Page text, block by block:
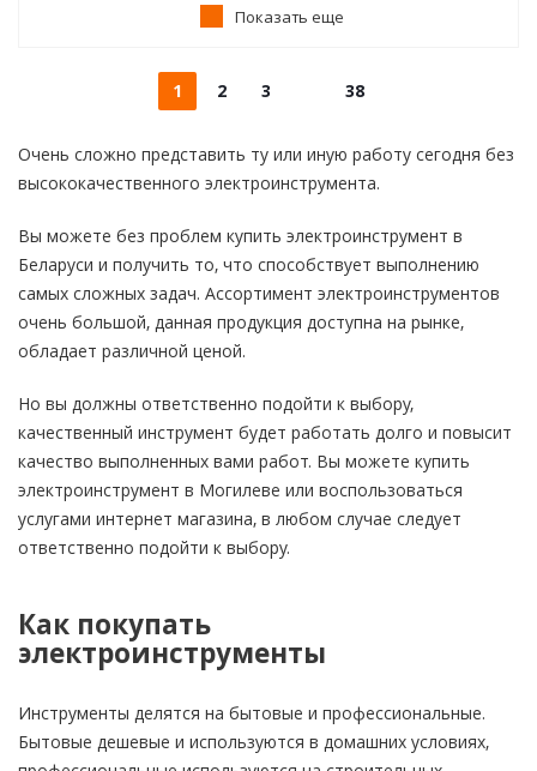
Показать еще
1 2 3 38
Очень сложно представить ту или иную работу сегодня без
высококачественного электроинструмента.
Вы можете без проблем купить электроинструмент в
Беларуси и получить то, что способствует выполнению
самых сложных задач. Ассортимент электроинструментов
очень большой, данная продукция доступна на рынке,
обладает различной ценой.
Но вы должны ответственно подойти к выбору,
качественный инструмент будет работать долго и повысит
качество выполненных вами работ. Вы можете купить
электроинструмент в Могилеве или воспользоваться
услугами интернет магазина, в любом случае следует
ответственно подойти к выбору.
Как покупать
электроинструменты
Инструменты делятся на бытовые и профессиональные.
Бытовые дешевые и используются в домашних условиях,